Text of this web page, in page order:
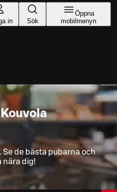
in Sök
Öppna
mobilmenyn
Se de bästa pubarna och
nära dig!